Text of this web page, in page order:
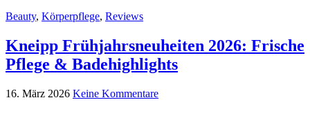
Beauty, Körperpflege, Reviews
Kneipp Frühjahrsneuheiten 2026: Frische
Pflege & Badehighlights
16. März 2026 Keine Kommentare